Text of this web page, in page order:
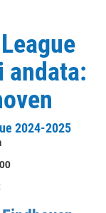
andata:
2024-2025